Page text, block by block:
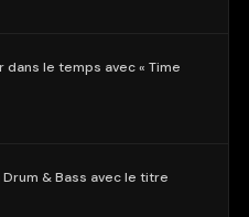
dans le temps avec « Time
Drum & Bass avec le titre